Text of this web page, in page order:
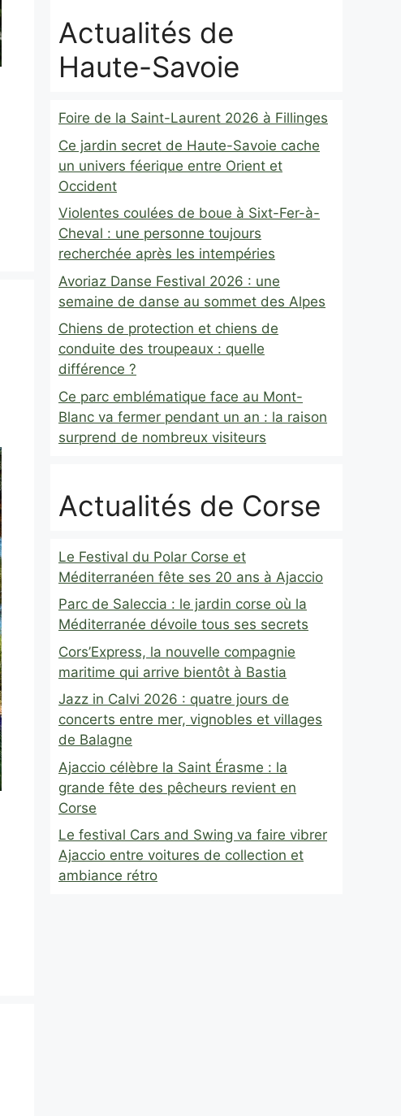
Actualités de
Haute-Savoie
Foire de la Saint-Laurent 2026 à Fillinges
Ce jardin secret de Haute-Savoie cache
un univers féerique entre Orient et
Occident
Violentes coulées de boue à Sixt-Fer-à-
Cheval : une personne toujours
recherchée après les intempéries
Avoriaz Danse Festival 2026 : une
semaine de danse au sommet des Alpes
Chiens de protection et chiens de
conduite des troupeaux : quelle
différence ?
Ce parc emblématique face au Mont-
Blanc va fermer pendant un an : la raison
surprend de nombreux visiteurs
Actualités de Corse
Le Festival du Polar Corse et
Méditerranéen fête ses 20 ans à Ajaccio
Parc de Saleccia : le jardin corse où la
Méditerranée dévoile tous ses secrets
Cors’Express, la nouvelle compagnie
maritime qui arrive bientôt à Bastia
Jazz in Calvi 2026 : quatre jours de
concerts entre mer, vignobles et villages
de Balagne
Ajaccio célèbre la Saint Érasme : la
grande fête des pêcheurs revient en
Corse
Le festival Cars and Swing va faire vibrer
Ajaccio entre voitures de collection et
ambiance rétro